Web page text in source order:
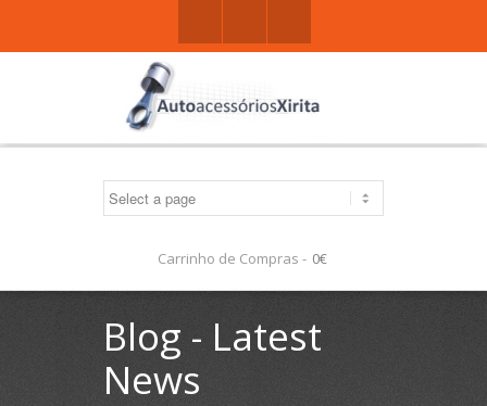
Carrinho de Compras - 0€
Blog - Latest
News